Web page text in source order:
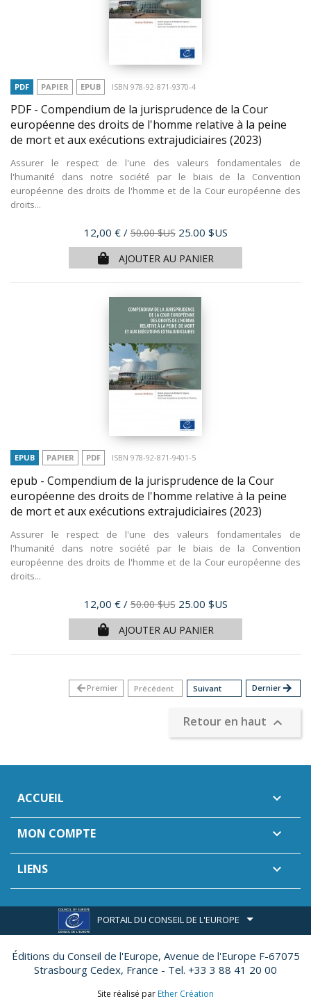
PDF PAPIER EPUB ISBN 978-92-871-9370-4
PDF - Compendium de la jurisprudence de la Cour
européenne des droits de l'homme relative à la peine
de mort et aux exécutions extrajudiciaires (2023)
Assurer le respect de l'une des valeurs fondamentales de
l'humanité dans notre société par le biais de la Convention
européenne des droits de l'homme et de la Cour européenne des
droits...
Prix
12,00 € /50.00 $US 25.00 $US
AJOUTER AU PANIER
EPUB PAPIER PDF ISBN 978-92-871-9401-5
epub - Compendium de la jurisprudence de la Cour
européenne des droits de l'homme relative à la peine
de mort et aux exécutions extrajudiciaires (2023)
Assurer le respect de l'une des valeurs fondamentales de
l'humanité dans notre société par le biais de la Convention
européenne des droits de l'homme et de la Cour européenne des
droits...
Prix
12,00 € /50.00 $US 25.00 $US
AJOUTER AU PANIER
arrow_backPremier Précédent Suivant Dernierarrow_forward
Retour en haut 
ACCUEIL 
MON COMPTE 
LIENS 
PORTAIL DU CONSEIL DE L'EUROPE
Éditions du Conseil de l'Europe, Avenue de l'Europe F-67075
Strasbourg Cedex, France - Tel. +33 3 88 41 20 00
Site réalisé par Ether Création